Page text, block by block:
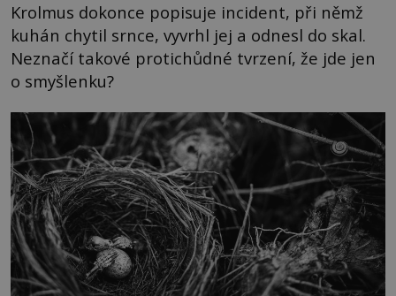
Krolmus dokonce popisuje incident, při němž
kuhán chytil srnce, vyvrhl jej a odnesl do skal.
Neznačí takové protichůdné tvrzení, že jde jen
o smyšlenku?